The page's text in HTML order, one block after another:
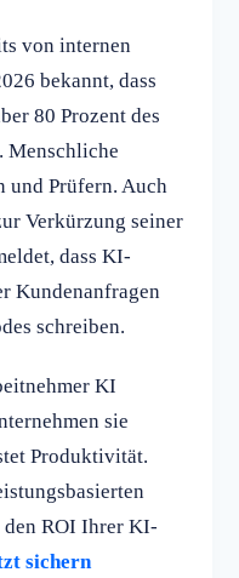
von internen
bekannt, dass
80 Prozent des
Menschliche
und Prüfern. Auch
Verkürzung seiner
dass KI-
Kundenanfragen
schreiben.
KI
sie
Produktivität.
ROI Ihrer KI-
sichern